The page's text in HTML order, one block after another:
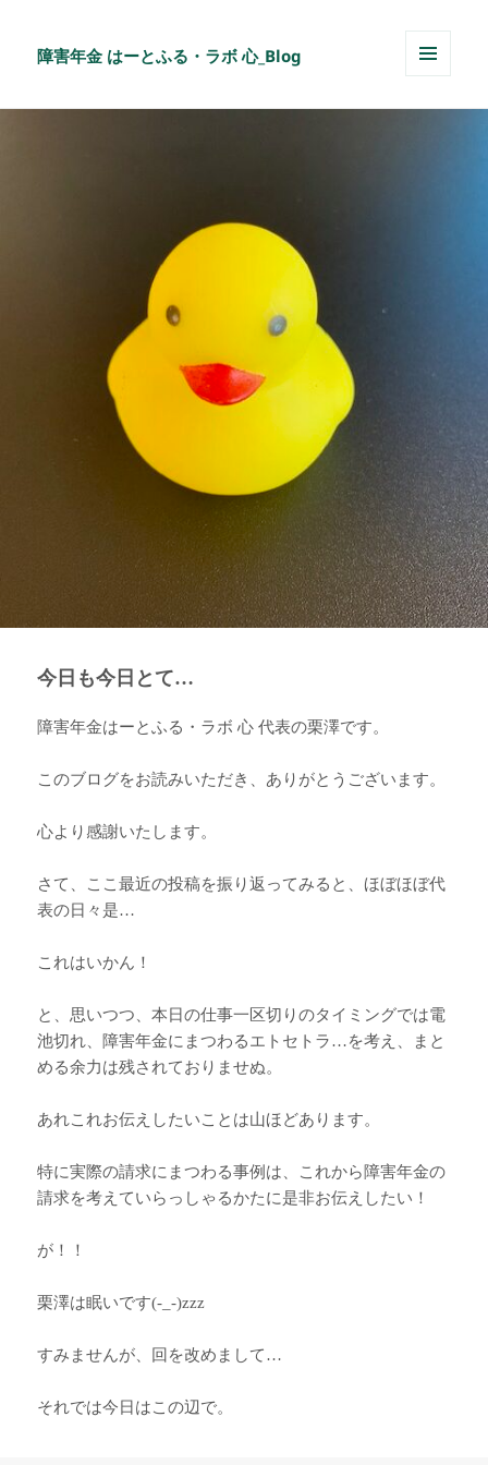
障害年金 はーとふる・ラボ 心_Blog
ーとウ
今日も今日とて…
障害年金はーとふる・ラボ 心 代表の栗澤です。
このブログをお読みいただき、ありがとうございます。
心より感謝いたします。
さて、ここ最近の投稿を振り返ってみると、ほぼほぼ代
表の日々是…
これはいかん！
と、思いつつ、本日の仕事一区切りのタイミングでは電
池切れ、障害年金にまつわるエトセトラ…を考え、まと
める余力は残されておりませぬ。
あれこれお伝えしたいことは山ほどあります。
特に実際の請求にまつわる事例は、これから障害年金の
請求を考えていらっしゃるかたに是非お伝えしたい！
が！！
栗澤は眠いです(-_-)zzz
すみませんが、回を改めまして…
それでは今日はこの辺で。